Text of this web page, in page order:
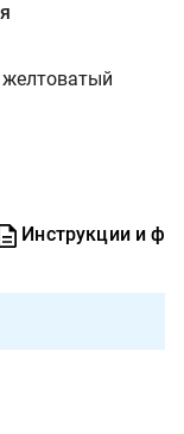
Инструкции и